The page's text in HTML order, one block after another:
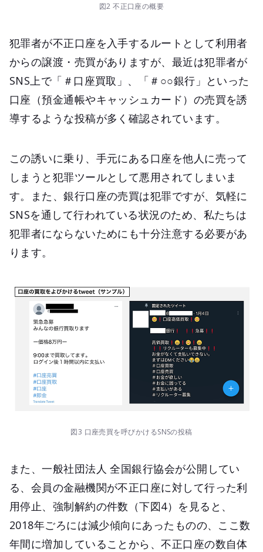
図2 不正口座の概要
犯罪者が不正口座を入手するルートとして利用者
からの譲渡・売買がありますが、最近は犯罪者が
SNS上で「＃口座買取」、「＃○○銀行」といった
口座（預金通帳やキャッシュカード）の売買を誘
導するような投稿が多く確認されています。
この誘いに乗り、手元にある口座を他人に売って
しまうと犯罪ツールとして悪用されてしまいま
す。また、銀行口座の売買は犯罪ですが、気軽に
SNSを通して行われている状況のため、私たちは
犯罪者にならないためにも十分注意する必要があ
ります。
図3 口座売買を呼びかけるSNSの投稿
また、一般社団法人 全国銀行協会が公開してい
る、会員の金融機関が不正口座に対して行った利
用停止、強制解約の件数（下図4）を見ると、
2018年ごろには減少傾向にあったものの、ここ数
年間に増加していることから、不正口座の数自体